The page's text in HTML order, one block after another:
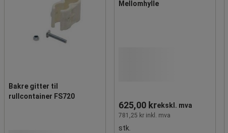
Bakre gitter til
rullcontainer FS720
Mellomhylle
625,00 krekskl. mva
781,25 kr inkl. mva
stk.